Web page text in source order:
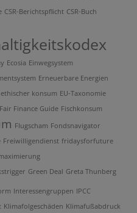
CSR-Berichtspflicht CSR-Buch
Ecosia Einwegsystem
Erneuerbare Energien
ethischer konsum EU-Taxonomie
Fair Finance Guide Fischkonsum
Flugscham Fondsnavigator
Freiwilligendienst fridaysforfuture
Green Deal Greta Thunberg
Interessengruppen IPCC
Klimafolgeschäden Klimafußabdruck